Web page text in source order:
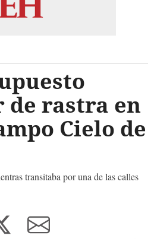
de rastra en
Cielo de
transitaba por una de las calles